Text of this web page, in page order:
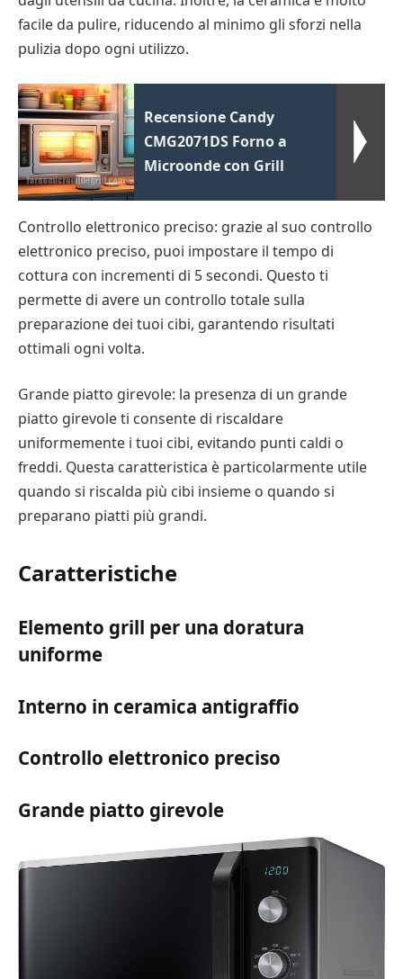
facile da pulire, riducendo al minimo gli sforzi nella
pulizia dopo ogni utilizzo.
Recensione Candy
CMG2071DS Forno a
Microonde con Grill
Controllo elettronico preciso: grazie al suo controllo
elettronico preciso, puoi impostare il tempo di
cottura con incrementi di 5 secondi. Questo ti
permette di avere un controllo totale sulla
preparazione dei tuoi cibi, garantendo risultati
ottimali ogni volta.
Grande piatto girevole: la presenza di un grande
piatto girevole ti consente di riscaldare
uniformemente i tuoi cibi, evitando punti caldi o
freddi. Questa caratteristica è particolarmente utile
quando si riscalda più cibi insieme o quando si
preparano piatti più grandi.
Caratteristiche
Elemento grill per una doratura
uniforme
Interno in ceramica antigraffio
Controllo elettronico preciso
Grande piatto girevole